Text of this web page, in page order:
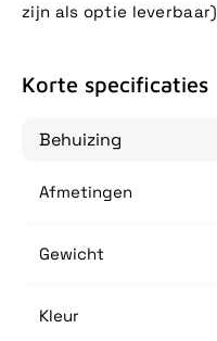
zijn als optie leverbaar)
Korte specificaties
Behuizing
Afmetingen
Gewicht
Kleur